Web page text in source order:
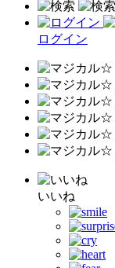
ログイン
いいね